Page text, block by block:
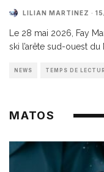
LILIAN MARTINEZ ·
Le 28 mai 2026, Fay
ski l’arête sud-ouest
NEWS TEMPS DE
MATOS